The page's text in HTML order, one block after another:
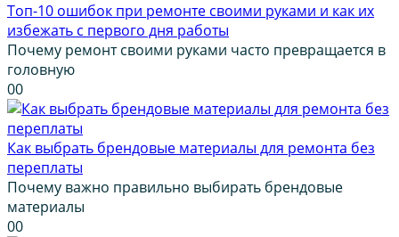
Топ-10 ошибок при ремонте своими руками и как их
избежать с первого дня работы
Почему ремонт своими руками часто превращается в
головную
00
Как выбрать брендовые материалы для ремонта без
переплаты
Почему важно правильно выбирать брендовые
материалы
00